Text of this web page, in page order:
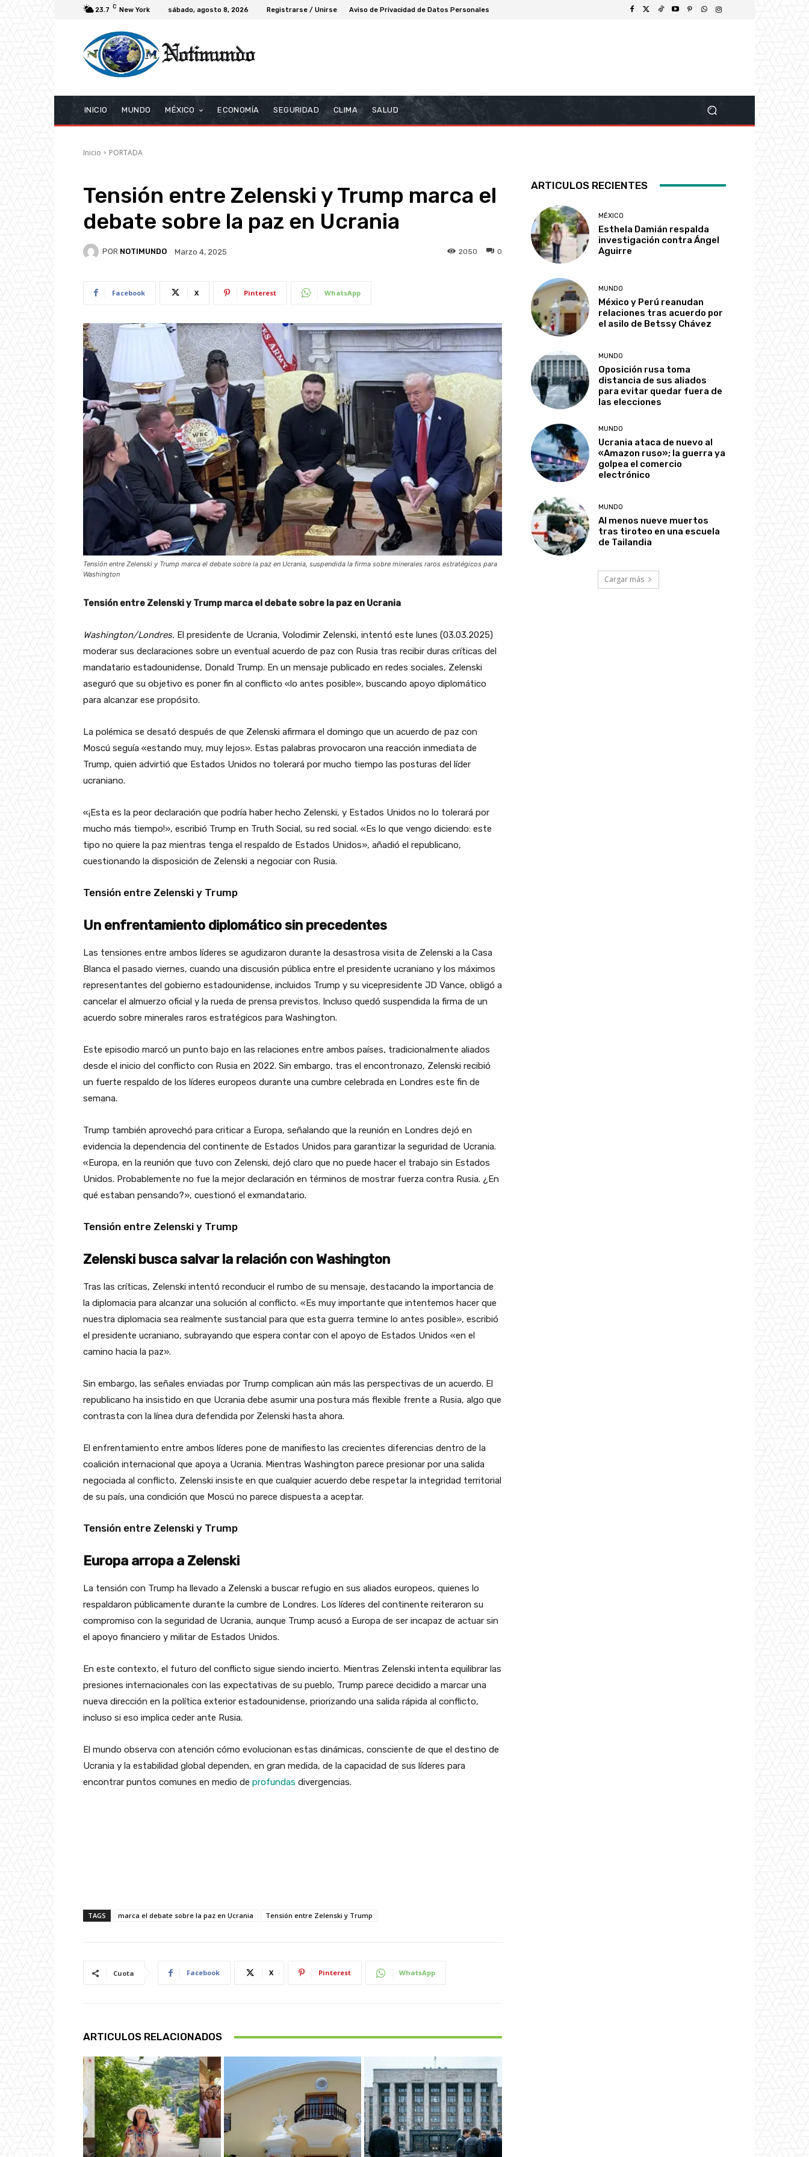
23.7 C New York sábado, agosto 8, 2026 Registrarse / Unirse Aviso de Privacidad de Datos Personales
INICIO MUNDO MÉXICO ECONOMÍA SEGURIDAD CLIMA SALUD
Inicio PORTADA
Tensión entre Zelenski y Trump marca el
debate sobre la paz en Ucrania
POR NOTIMUNDO Marzo 4, 2025 0
2050
Facebook X Pinterest WhatsApp
Tensión entre Zelenski y Trump marca el debate sobre la paz en Ucrania, suspendida la firma sobre minerales raros estratégicos para
Washington
Tensión entre Zelenski y Trump marca el debate sobre la paz en Ucrania
Washington/Londres. El presidente de Ucrania, Volodimir Zelenski, intentó este lunes (03.03.2025)
moderar sus declaraciones sobre un eventual acuerdo de paz con Rusia tras recibir duras críticas del
mandatario estadounidense, Donald Trump. En un mensaje publicado en redes sociales, Zelenski
aseguró que su objetivo es poner fin al conflicto «lo antes posible», buscando apoyo diplomático
para alcanzar ese propósito.
La polémica se desató después de que Zelenski afirmara el domingo que un acuerdo de paz con
Moscú seguía «estando muy, muy lejos». Estas palabras provocaron una reacción inmediata de
Trump, quien advirtió que Estados Unidos no tolerará por mucho tiempo las posturas del líder
ucraniano.
«¡Esta es la peor declaración que podría haber hecho Zelenski, y Estados Unidos no lo tolerará por
mucho más tiempo!», escribió Trump en Truth Social, su red social. «Es lo que vengo diciendo: este
tipo no quiere la paz mientras tenga el respaldo de Estados Unidos», añadió el republicano,
cuestionando la disposición de Zelenski a negociar con Rusia.
Tensión entre Zelenski y Trump
Un enfrentamiento diplomático sin precedentes
Las tensiones entre ambos líderes se agudizaron durante la desastrosa visita de Zelenski a la Casa
Blanca el pasado viernes, cuando una discusión pública entre el presidente ucraniano y los máximos
representantes del gobierno estadounidense, incluidos Trump y su vicepresidente JD Vance, obligó a
cancelar el almuerzo oficial y la rueda de prensa previstos. Incluso quedó suspendida la firma de un
acuerdo sobre minerales raros estratégicos para Washington.
Este episodio marcó un punto bajo en las relaciones entre ambos países, tradicionalmente aliados
desde el inicio del conflicto con Rusia en 2022. Sin embargo, tras el encontronazo, Zelenski recibió
un fuerte respaldo de los líderes europeos durante una cumbre celebrada en Londres este fin de
semana.
Trump también aprovechó para criticar a Europa, señalando que la reunión en Londres dejó en
evidencia la dependencia del continente de Estados Unidos para garantizar la seguridad de Ucrania.
«Europa, en la reunión que tuvo con Zelenski, dejó claro que no puede hacer el trabajo sin Estados
Unidos. Probablemente no fue la mejor declaración en términos de mostrar fuerza contra Rusia. ¿En
qué estaban pensando?», cuestionó el exmandatario.
Tensión entre Zelenski y Trump
Zelenski busca salvar la relación con Washington
Tras las críticas, Zelenski intentó reconducir el rumbo de su mensaje, destacando la importancia de
la diplomacia para alcanzar una solución al conflicto. «Es muy importante que intentemos hacer que
nuestra diplomacia sea realmente sustancial para que esta guerra termine lo antes posible», escribió
el presidente ucraniano, subrayando que espera contar con el apoyo de Estados Unidos «en el
camino hacia la paz».
Sin embargo, las señales enviadas por Trump complican aún más las perspectivas de un acuerdo. El
republicano ha insistido en que Ucrania debe asumir una postura más flexible frente a Rusia, algo que
contrasta con la línea dura defendida por Zelenski hasta ahora.
El enfrentamiento entre ambos líderes pone de manifiesto las crecientes diferencias dentro de la
coalición internacional que apoya a Ucrania. Mientras Washington parece presionar por una salida
negociada al conflicto, Zelenski insiste en que cualquier acuerdo debe respetar la integridad territorial
de su país, una condición que Moscú no parece dispuesta a aceptar.
Tensión entre Zelenski y Trump
Europa arropa a Zelenski
La tensión con Trump ha llevado a Zelenski a buscar refugio en sus aliados europeos, quienes lo
respaldaron públicamente durante la cumbre de Londres. Los líderes del continente reiteraron su
compromiso con la seguridad de Ucrania, aunque Trump acusó a Europa de ser incapaz de actuar sin
el apoyo financiero y militar de Estados Unidos.
En este contexto, el futuro del conflicto sigue siendo incierto. Mientras Zelenski intenta equilibrar las
presiones internacionales con las expectativas de su pueblo, Trump parece decidido a marcar una
nueva dirección en la política exterior estadounidense, priorizando una salida rápida al conflicto,
incluso si eso implica ceder ante Rusia.
El mundo observa con atención cómo evolucionan estas dinámicas, consciente de que el destino de
Ucrania y la estabilidad global dependen, en gran medida, de la capacidad de sus líderes para
encontrar puntos comunes en medio de profundas divergencias.
TAGS marca el debate sobre la paz en Ucrania Tensión entre Zelenski y Trump
Cuota Facebook X Pinterest WhatsApp
ARTICULOS RELACIONADOS
ARTICULOS RECIENTES
MÉXICO
Esthela Damián respalda
investigación contra Ángel
Aguirre
MUNDO
México y Perú reanudan
relaciones tras acuerdo por
el asilo de Betssy Chávez
MUNDO
Oposición rusa toma
distancia de sus aliados
para evitar quedar fuera de
las elecciones
MUNDO
Ucrania ataca de nuevo al
«Amazon ruso»; la guerra ya
golpea el comercio
electrónico
MUNDO
Al menos nueve muertos
tras tiroteo en una escuela
de Tailandia
Cargar más